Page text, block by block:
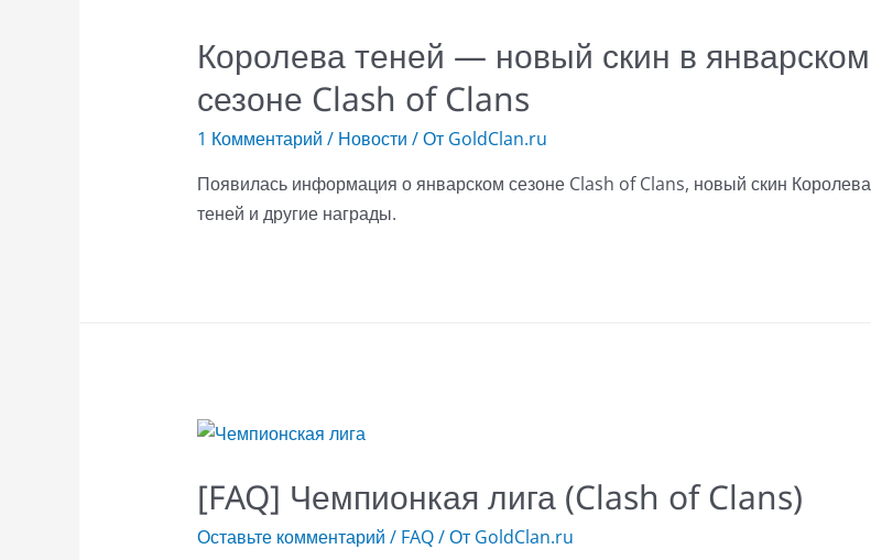
Королева теней — новый скин в январском
сезоне Clash of Clans
1 Комментарий / Новости / От GoldClan.ru
Появилась информация о январском сезоне Clash of Clans, новый скин Королева
теней и другие награды.
[FAQ] Чемпионкая лига (Clash of Clans)
Оставьте комментарий / FAQ/ От GoldClan.ru